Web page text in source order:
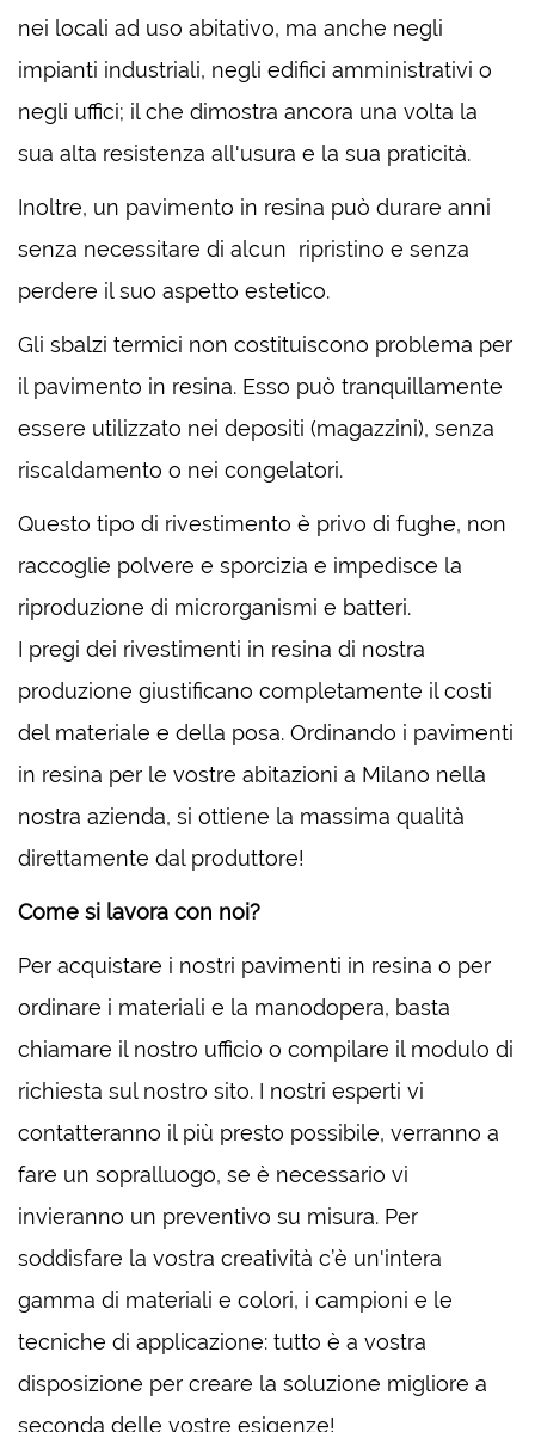
nei locali ad uso abitativo, ma anche negli
impianti industriali, negli edifici amministrativi o
negli uffici; il che dimostra ancora una volta la
sua alta resistenza all'usura e la sua praticità.
Inoltre, un pavimento in resina può durare anni
senza necessitare di alcun ripristino e senza
perdere il suo aspetto estetico.
Gli sbalzi termici non costituiscono problema per
il pavimento in resina. Esso può tranquillamente
essere utilizzato nei depositi (magazzini), senza
riscaldamento o nei congelatori.
Questo tipo di rivestimento è privo di fughe, non
raccoglie polvere e sporcizia e impedisce la
riproduzione di microrganismi e batteri.
I pregi dei rivestimenti in resina di nostra
produzione giustificano completamente il costi
del materiale e della posa. Ordinando i pavimenti
in resina per le vostre abitazioni a Milano nella
nostra azienda, si ottiene la massima qualità
direttamente dal produttore!
Come si lavora con noi?
Per acquistare i nostri pavimenti in resina o per
ordinare i materiali e la manodopera, basta
chiamare il nostro ufficio o compilare il modulo di
richiesta sul nostro sito. I nostri esperti vi
contatteranno il più presto possibile, verranno a
fare un sopralluogo, se è necessario vi
invieranno un preventivo su misura. Per
soddisfare la vostra creatività c’è un'intera
gamma di materiali e colori, i campioni e le
tecniche di applicazione: tutto è a vostra
disposizione per creare la soluzione migliore a
seconda delle vostre esigenze!